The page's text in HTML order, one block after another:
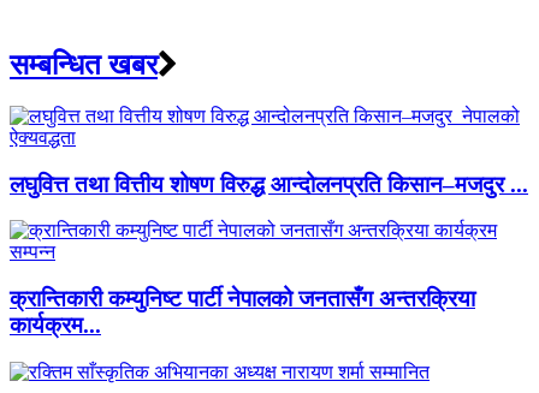
सम्बन्धित खबर
लघुवित्त तथा वित्तीय शोषण विरुद्ध आन्दोलनप्रति किसान–मजदुर ...
क्रान्तिकारी कम्युनिष्ट पार्टी नेपालको जनतासँग अन्तरक्रिया
कार्यक्रम...